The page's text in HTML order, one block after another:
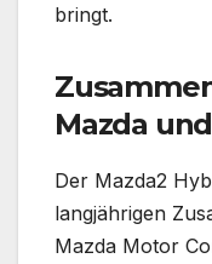
bringt.
Mazda
Der Mazda2
langjährigen
Mazda Motor